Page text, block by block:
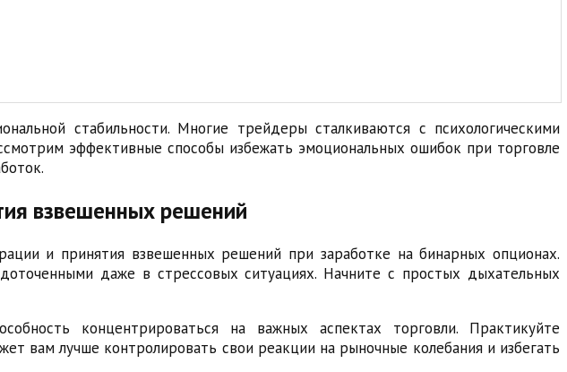
стабильности. Многие трейдеры сталкиваются с психологическими
эффективные способы избежать эмоциональных ошибок при торговле
взвешенных решений
и принятия взвешенных решений при заработке на бинарных опционах.
даже в стрессовых ситуациях. Начните с простых дыхательных
концентрироваться на важных аспектах торговли. Практикуйте
вам лучше контролировать свои реакции на рыночные колебания и избегать